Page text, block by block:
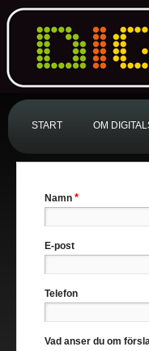
START OM
Namn *
E-post
Telefon
Vad anser du om